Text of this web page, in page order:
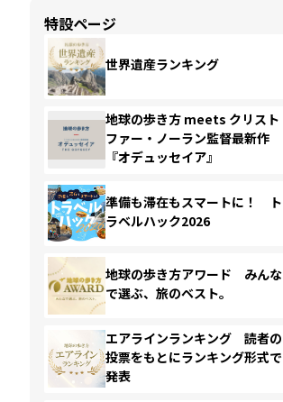
特設ページ
世界遺産ランキング
地球の歩き方 meets クリスト
ファー・ノーラン監督最新作
『オデュッセイア』
準備も滞在もスマートに！ ト
ラベルハック2026
地球の歩き方アワード みんな
で選ぶ、旅のベスト。
エアラインランキング 読者の
投票をもとにランキング形式で
発表